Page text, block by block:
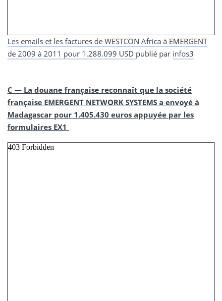
Les emails et les factures de WESTCON Africa à EMERGENT
de 2009 à 2011 pour 1.288.099 USD publié par infos3
C — La douane française reconnaît que la société
française EMERGENT NETWORK SYSTEMS a envoyé à
Madagascar pour 1.405.430 euros appuyée par les
formulaires EX1